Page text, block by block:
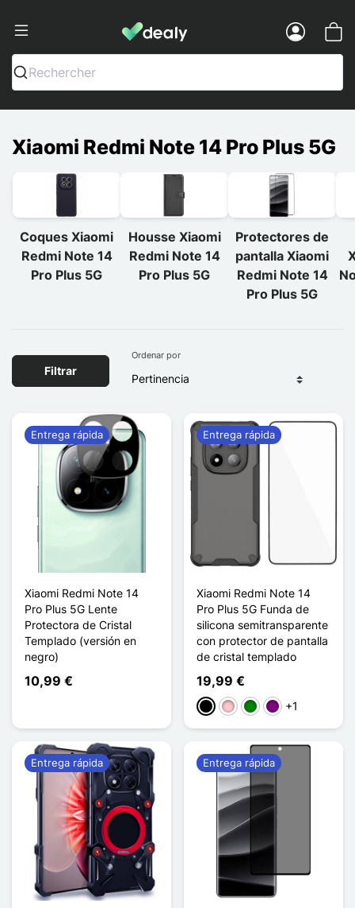
Dealy - Fundas y accesorios para
Rechercher
Xiaomi Redmi Note 14 Pro Plus 5G
Coques Xiaomi
Redmi Note 14
Pro Plus 5G
Housse Xiaomi
Redmi Note 14
Pro Plus 5G
Protectores de
pantalla Xiaomi
Redmi Note 14
Pro Plus 5G
Filtrar
Ordenar por
Xiaomi Redmi Note 14
Pro Plus 5G Lente
Protectora de Cristal
Templado (versión en
negro)
10,99 €
Entrega rápida
Xiaomi Redmi Note 14
Pro Plus 5G Funda de
silicona semitransparente
con protector de pantalla
de cristal templado
19,99 €
NegroRosaVerdePúrpura
+1
Entrega rápida
Entrega rápida Entrega rápida